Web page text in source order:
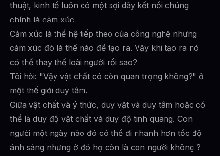
thuật, kinh tế luôn có một sợi dây kết nối chúng
chính là cảm xúc.
Cảm xúc là thế hệ tiếp theo của công nghệ nhưng
cảm xúc đó là thế nào để tạo ra. Vậy khi tạo ra nó
có thể thay thế loài người rồi sao?
Tôi hỏi: "Vậy vật chất có còn quan trọng không?" ở
một thế giới duy tâm.
Giữa vật chất và ý thức, duy vật và duy tâm hoặc có
thể là duy độ vật chất và duy độ tinh quang. Con
người một ngày nào đó có thể đi nhanh hơn tốc độ
ánh sáng nhưng ở đó họ còn là con người không ?